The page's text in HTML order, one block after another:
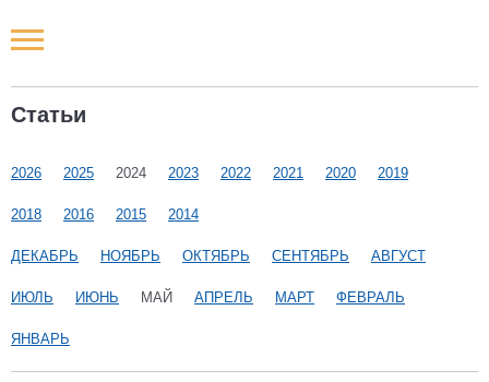
Статьи
2026 2025 2024 2023 2022 2021 2020 2019
2018 2016 2015 2014
ДЕКАБРЬ НОЯБРЬ ОКТЯБРЬ СЕНТЯБРЬ АВГУСТ
ИЮЛЬ ИЮНЬ МАЙ АПРЕЛЬ МАРТ ФЕВРАЛЬ
ЯНВАРЬ
Новости РФ
Наши мероприятия
Статьи